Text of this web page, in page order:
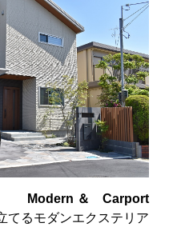
Modern ＆ Carport
てるモダンエクステリア